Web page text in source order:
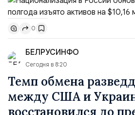
чем за аналогичный период 2025
Всего зафиксировано 15
транзакций, которые обеспечили
объёма всего российского рынка
поглощений. Крупнейшей ...
0
БЕЛРУСИНФО
Сегодня в 8:20
Темп обмена
между США и
восстановился до